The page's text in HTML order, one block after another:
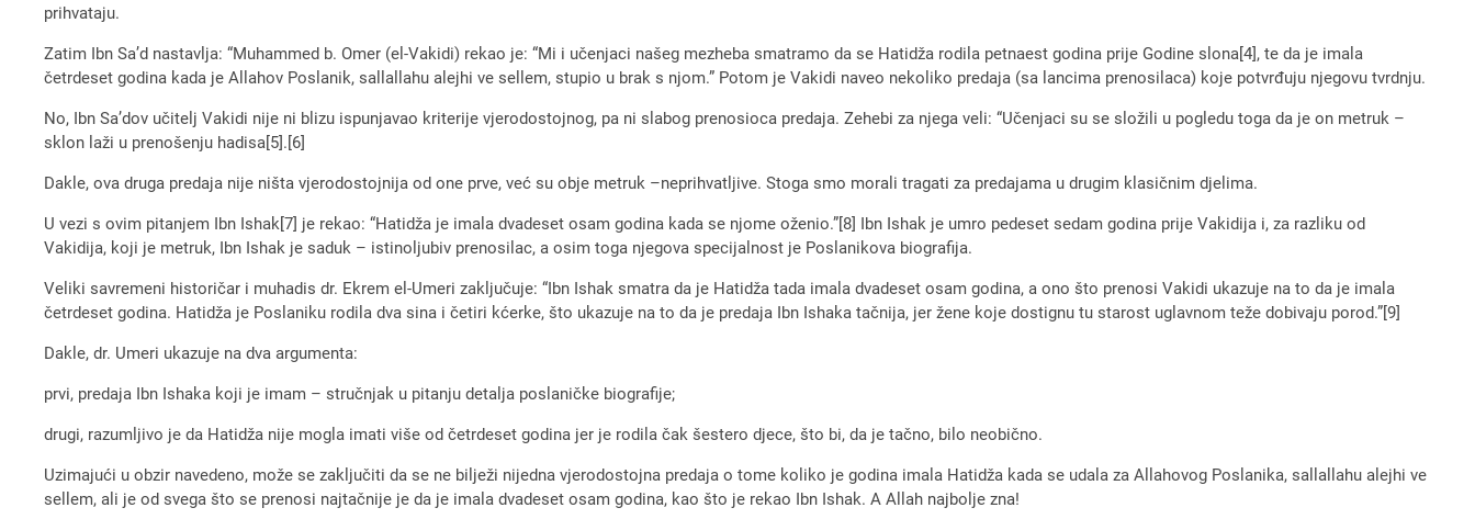
prihvataju.
Zatim Ibn Sa’d nastavlja: “Muhammed b. Omer (el-Vakidi) rekao je: “Mi i učenjaci našeg mezheba smatramo da se Hatidža rodila petnaest godina prije Godine slona[4], te da je imala
četrdeset godina kada je Allahov Poslanik, sallallahu alejhi ve sellem, stupio u brak s njom.” Potom je Vakidi naveo nekoliko predaja (sa lancima prenosilaca) koje potvrđuju njegovu tvrdnju.
No, Ibn Sa’dov učitelj Vakidi nije ni blizu ispunjavao kriterije vjerodostojnog, pa ni slabog prenosioca predaja. Zehebi za njega veli: “Učenjaci su se složili u pogledu toga da je on metruk –
sklon laži u prenošenju hadisa[5].[6]
Dakle, ova druga predaja nije ništa vjerodostojnija od one prve, već su obje metruk –neprihvatljive. Stoga smo morali tragati za predajama u drugim klasičnim djelima.
U vezi s ovim pitanjem Ibn Ishak[7] je rekao: “Hatidža je imala dvadeset osam godina kada se njome oženio.”[8] Ibn Ishak je umro pedeset sedam godina prije Vakidija i, za razliku od
Vakidija, koji je metruk, Ibn Ishak je saduk – istinoljubiv prenosilac, a osim toga njegova specijalnost je Poslanikova biografija.
Veliki savremeni historičar i muhadis dr. Ekrem el-Umeri zaključuje: “Ibn Ishak smatra da je Hatidža tada imala dvadeset osam godina, a ono što prenosi Vakidi ukazuje na to da je imala
četrdeset godina. Hatidža je Poslaniku rodila dva sina i četiri kćerke, što ukazuje na to da je predaja Ibn Ishaka tačnija, jer žene koje dostignu tu starost uglavnom teže dobivaju porod.”[9]
Dakle, dr. Umeri ukazuje na dva argumenta:
prvi, predaja Ibn Ishaka koji je imam – stručnjak u pitanju detalja poslaničke biografije;
drugi, razumljivo je da Hatidža nije mogla imati više od četrdeset godina jer je rodila čak šestero djece, što bi, da je tačno, bilo neobično.
Uzimajući u obzir navedeno, može se zaključiti da se ne bilježi nijedna vjerodostojna predaja o tome koliko je godina imala Hatidža kada se udala za Allahovog Poslanika, sallallahu alejhi ve
sellem, ali je od svega što se prenosi najtačnije je da je imala dvadeset osam godina, kao što je rekao Ibn Ishak. A Allah najbolje zna!